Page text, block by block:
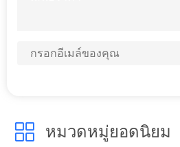
หมวดหมู่ยอดนิยม